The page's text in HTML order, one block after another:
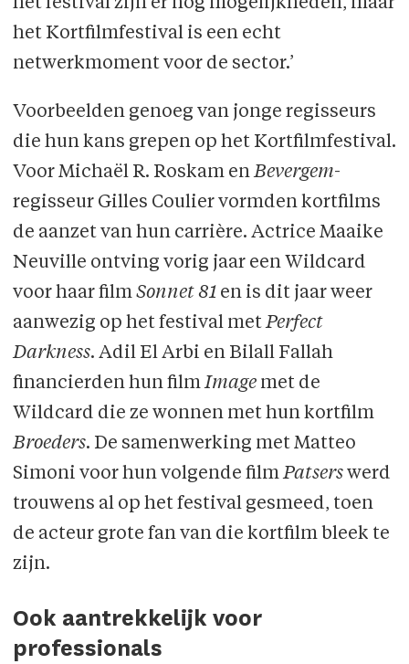
het festival zijn er nog mogelijkheden, maar
het Kortfilmfestival is een echt
netwerkmoment voor de sector.’
Voorbeelden genoeg van jonge regisseurs
die hun kans grepen op het Kortfilmfestival.
Voor Michaël R. Roskam enBevergem-
regisseur Gilles Coulier vormden kortfilms
de aanzet van hun carrière. Actrice Maaike
Neuville ontving vorig jaar een Wildcard
voor haar film Sonnet 81 en is dit jaar weer
aanwezig op het festival metPerfect
Darkness. Adil El Arbi en Bilall Fallah
financierden hun filmImagemet de
Wildcard die ze wonnen met hun kortfilm
Broeders. De samenwerking met Matteo
Simoni voor hun volgende filmPatserswerd
trouwens al op het festival gesmeed, toen
de acteur grote fan van die kortfilm bleek te
zijn.
Ook aantrekkelijk voor
professionals